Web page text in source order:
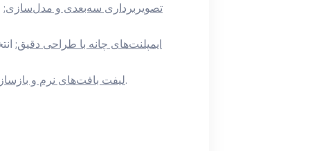
تصویربرداری سه‌بعدی و مدل‌سازی:
ایمپلنت‌های چانه با طراحی دقیق:
لیفت بافت‌های نرم وحفظ پوستی و بافتی به سمت نتایج طبیعی.